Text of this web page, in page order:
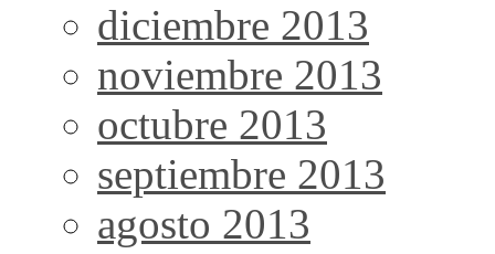
diciembre 2013
noviembre 2013
octubre 2013
septiembre 2013
agosto 2013